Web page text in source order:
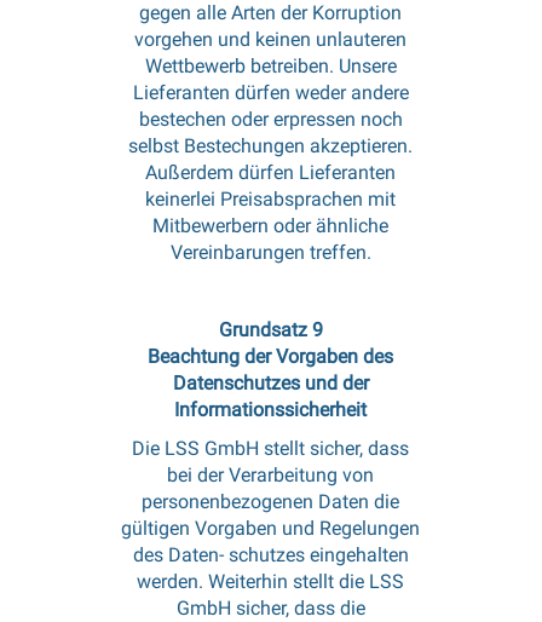
gegen alle Arten der Korruption
vorgehen und keinen unlauteren
Wettbewerb betreiben. Unsere
Lieferanten dürfen weder andere
bestechen oder erpressen noch
selbst Bestechungen akzeptieren.
Außerdem dürfen Lieferanten
keinerlei Preisabsprachen mit
Mitbewerbern oder ähnliche
Vereinbarungen treffen.
Grundsatz 9
Beachtung der Vorgaben des
Datenschutzes und der
Informationssicherheit
Die LSS GmbH stellt sicher, dass
bei der Verarbeitung von
personenbezogenen Daten die
gültigen Vorgaben und Regelungen
des Daten- schutzes eingehalten
werden. Weiterhin stellt die LSS
GmbH sicher, dass die